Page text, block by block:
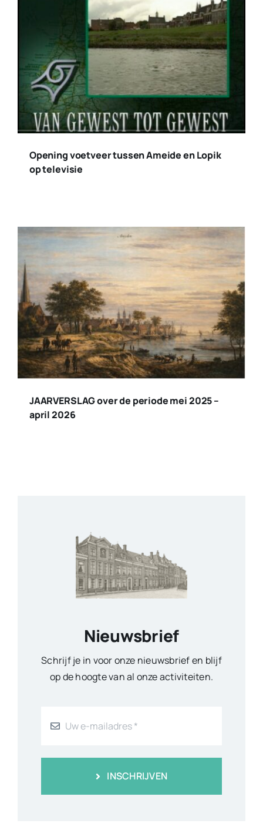
Opening voetveer tussen Ameide en Lopik
op televisie
JAARVERSLAG over de periode mei 2025 –
april 2026
Nieuwsbrief
Schrijf je in voor onze nieuwsbrief en blijf
op de hoogte van al onze activiteiten.
INSCHRIJVEN